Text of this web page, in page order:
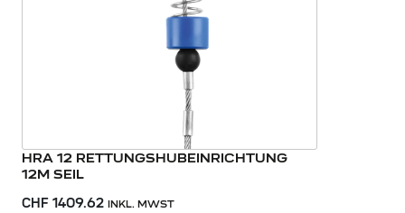
HRA 12 RETTUNGSHUBEINRICHTUNG
12M SEIL
CHF 1409.62 INKL. MWST